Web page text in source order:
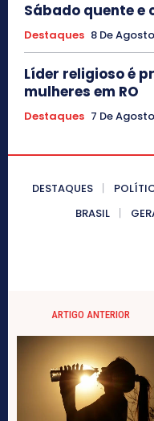
Sábado quente e
Destaques 8 De
Líder religioso é
mulheres em RO
Destaques 7 De
DESTAQUES
BRASIL
ARTIGO ANTERIOR